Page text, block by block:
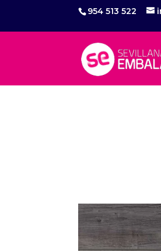
954 513 522